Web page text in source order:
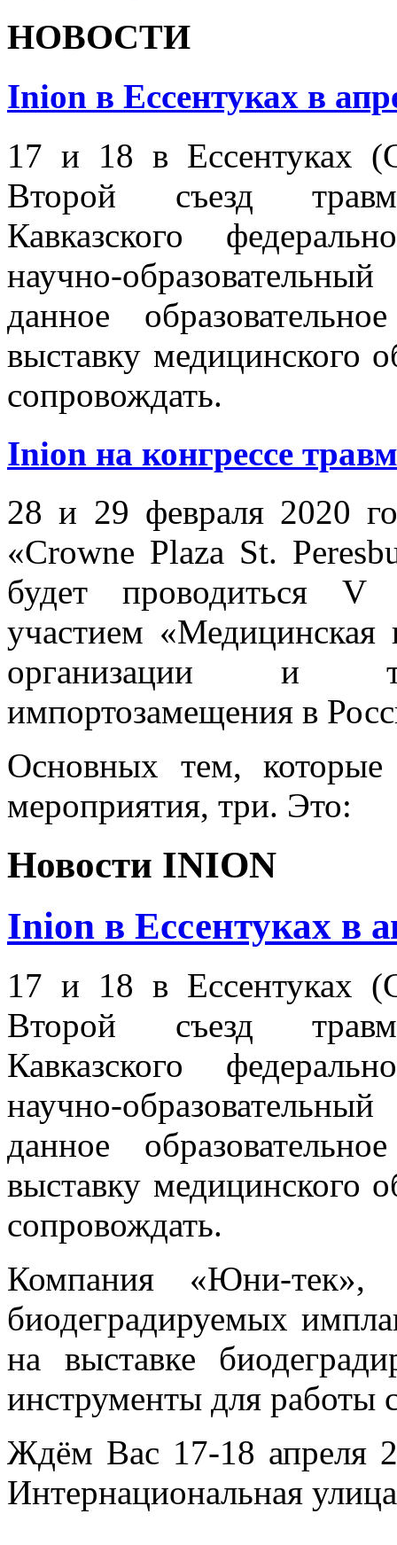
НОВОСТИ
Inion в Ессентуках в
17 и 18 в Ессентуках
Второй съезд
Кавказского
научно-
данное
выставку медицинского
сопровождать.
Inion на конгрессе
28 и 29 февраля 2020
«Crowne Plaza St.
будет проводиться V
участием
организации и
импортозамещения в
Основных тем,
мероприятия, три. Это:
Новости INION
Inion в Ессентуках в
17 и 18 в Ессентуках
Второй съезд
Кавказского
научно-
данное
выставку медицинского
сопровождать.
Компания «Юни-тек»,
биодеградируемых
на выставке
инструменты для работы
Ждём Вас 17-18 апреля
Интернациональная